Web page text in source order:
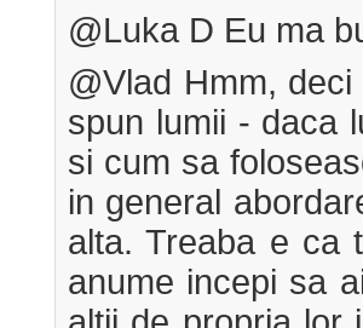
@Luka D Eu ma
@Vlad Hmm,
spun lumii - daca
si cum sa
in general
alta. Treaba e ca
anume incepi sa